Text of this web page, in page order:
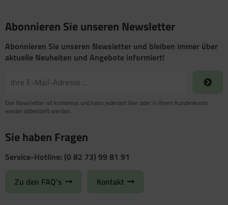
Abonnieren Sie unseren Newsletter
Abonnieren Sie unseren Newsletter und bleiben immer über
aktuelle Neuheiten und Angebote informiert!
Der Newsletter ist kostenlos und kann jederzeit hier oder in Ihrem Kundenkonto
wieder abbestellt werden.
Sie haben Fragen
Service-Hotline: (0 82 73) 99 81 91
Zu den FAQ's Kontakt